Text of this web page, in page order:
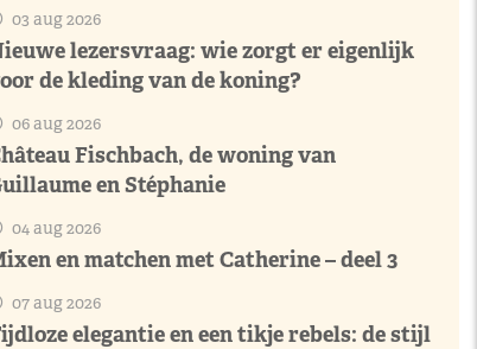
03 aug 2026
lezersvraag: wie zorgt er eigenlijk
de kleding van de koning?
06 aug 2026
Fischbach, de woning van
en Stéphanie
04 aug 2026
en matchen met Catherine – deel 3
07 aug 2026
elegantie en een tikje rebels: de stijl